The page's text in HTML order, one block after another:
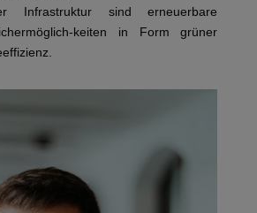
Infrastruktur sind erneuerbare
keiten in Form grüner